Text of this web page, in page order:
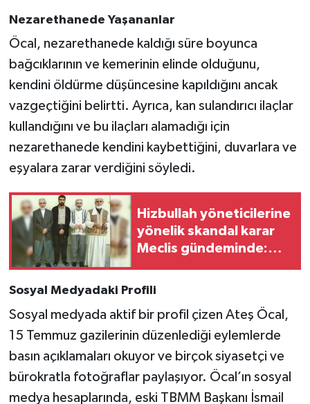
Nezarethanede Yaşananlar
Öcal, nezarethanede kaldığı süre boyunca
bağcıklarının ve kemerinin elinde olduğunu,
kendini öldürme düşüncesine kapıldığını ancak
vazgeçtiğini belirtti. Ayrıca, kan sulandırıcı ilaçlar
kullandığını ve bu ilaçları alamadığı için
nezarethanede kendini kaybettiğini, duvarlara ve
eşyalara zarar verdiğini söyledi.
Hizbullah yöneticilerine
yönelik skandal karar
Meclis gündeminde:
Sosyal Medyadaki Profili
Sosyal medyada aktif bir profil çizen Ateş Öcal,
15 Temmuz gazilerinin düzenlediği eylemlerde
basın açıklamaları okuyor ve birçok siyasetçi ve
bürokratla fotoğraflar paylaşıyor. Öcal’ın sosyal
medya hesaplarında, eski TBMM Başkanı İsmail